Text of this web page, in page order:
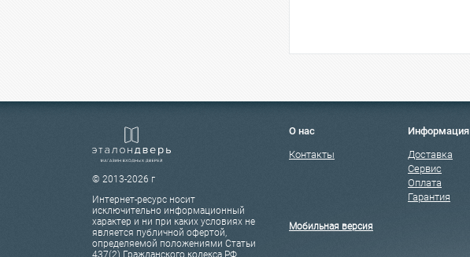
© 2013-2026 г
Интернет-ресурс носит
исключительно информационный
характер и ни при каких условиях не
является публичной офертой,
определяемой положениями Статьи
437(2) Гражданского кодекса РФ.
О нас
Контакты
Информация
Доставка
Сервис
Оплата
Гарантия
Мобильная версия